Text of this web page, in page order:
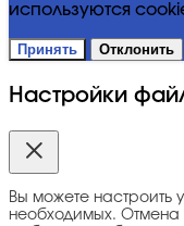
используются
Принять Отклонить
Настройки
Вы можете
необходимых. Отмена